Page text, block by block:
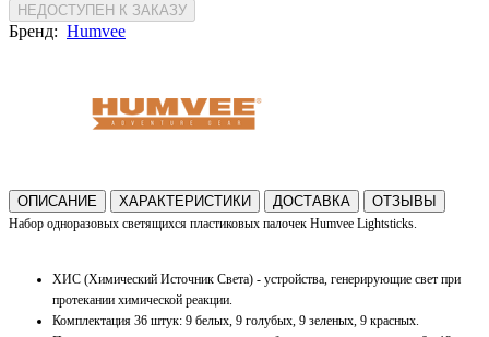
НЕДОСТУПЕН К ЗАКАЗУ
Бренд: Humvee
ОПИСАНИЕ ХАРАКТЕРИСТИКИ ДОСТАВКА ОТЗЫВЫ
Набор одноразовых светящихся пластиковых палочек Humvee Lightsticks.
ХИС (Химический Источник Света) - устройства, генерирующие свет при
протекании химической реакции.
Комплектация 36 штук: 9 белых, 9 голубых, 9 зеленых, 9 красных.